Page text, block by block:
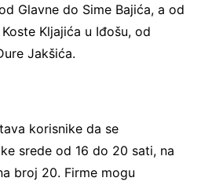
Glavne do Sime Bajića, a od
Kljajića u Iđošu, od
Jakšića.
korisnike da se
srede od 16 do 20 sati, na
broj 20. Firme mogu